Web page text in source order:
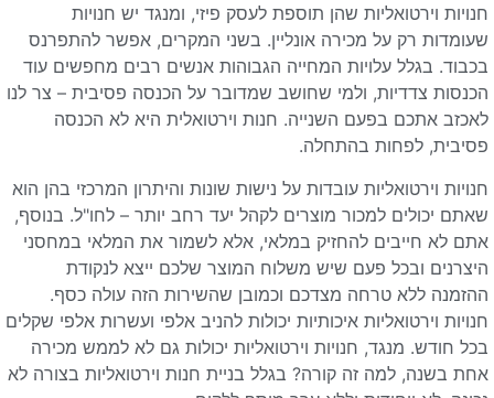
חנויות וירטואליות שהן תוספת לעסק פיזי, ומנגד יש חנויות
שעומדות רק על מכירה אונליין. בשני המקרים, אפשר להתפרנס
בכבוד. בגלל עלויות המחייה הגבוהות אנשים רבים מחפשים עוד
הכנסות צדדיות, ולמי שחושב שמדובר על הכנסה פסיבית – צר לנו
לאכזב אתכם בפעם השנייה. חנות וירטואלית היא לא הכנסה
פסיבית, לפחות בהתחלה.
חנויות וירטואליות עובדות על נישות שונות והיתרון המרכזי בהן הוא
שאתם יכולים למכור מוצרים לקהל יעד רחב יותר – לחו"ל. בנוסף,
אתם לא חייבים להחזיק במלאי, אלא לשמור את המלאי במחסני
היצרנים ובכל פעם שיש משלוח המוצר שלכם ייצא לנקודת
ההזמנה ללא טרחה מצדכם וכמובן שהשירות הזה עולה כסף.
חנויות וירטואליות איכותיות יכולות להניב אלפי ועשרות אלפי שקלים
בכל חודש. מנגד, חנויות וירטואליות יכולות גם לא לממש מכירה
אחת בשנה, למה זה קורה? בגלל בניית חנות וירטואליות בצורה לא